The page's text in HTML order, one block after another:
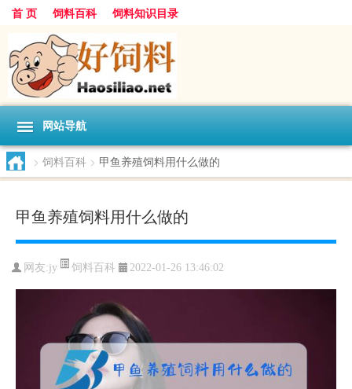
首 页 饲料百科 饲料知识目录
网站导航
> 饲料百科 > 甲鱼养殖饲料用什么做的
甲鱼养殖饲料用什么做的
网友:jy 饲料百科 2022-01-26 13:46:02